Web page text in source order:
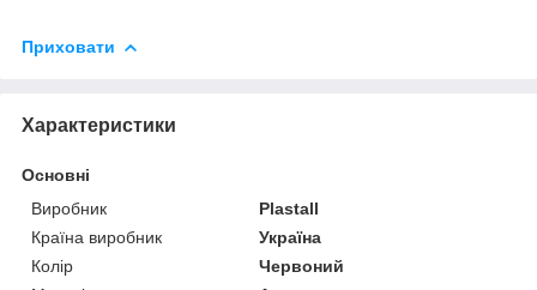
Приховати
Характеристики
Основні
Виробник
Plastall
Країна виробник
Україна
Колір
Червоний